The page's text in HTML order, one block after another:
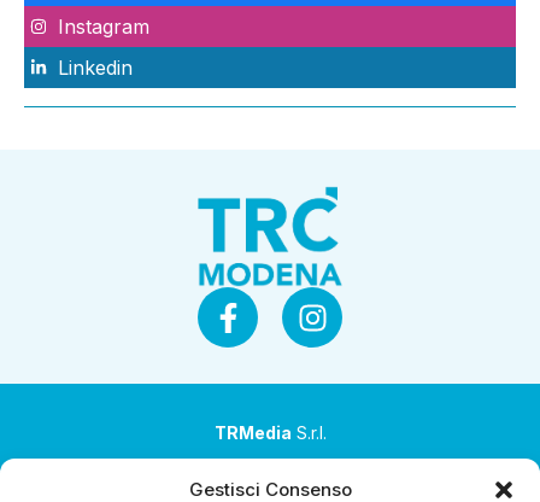
Gestisci Consenso
Instagram
Linkedin
TRMedia S.r.l.